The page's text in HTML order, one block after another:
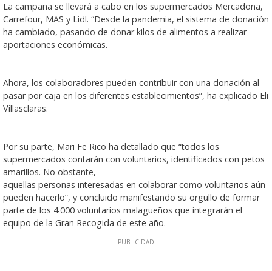
La campaña se llevará a cabo en los supermercados Mercadona,
Carrefour, MAS y Lidl. “Desde la pandemia, el sistema de donación
ha cambiado, pasando de donar kilos de alimentos a realizar
aportaciones económicas.
Ahora, los colaboradores pueden contribuir con una donación al
pasar por caja en los diferentes establecimientos”, ha explicado Eli
Villasclaras.
Por su parte, Mari Fe Rico ha detallado que “todos los
supermercados contarán con voluntarios, identificados con petos
amarillos. No obstante,
aquellas personas interesadas en colaborar como voluntarios aún
pueden hacerlo”, y concluido manifestando su orgullo de formar
parte de los 4.000 voluntarios malagueños que integrarán el
equipo de la Gran Recogida de este año.